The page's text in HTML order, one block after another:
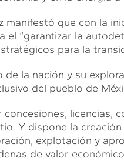
manifestó que con la
el “garantizar la
para la
la nación y su
del pueblo de
licencias,
Y dispone la
explotación y
de valor